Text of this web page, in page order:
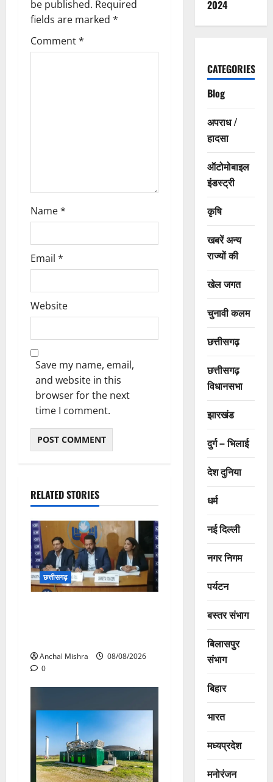
g
a
be published. Required
fields are marked *
Comment*
Name*
Email *
Website
Save my name, email,
and website in this
browser for the next
time I comment.
RELATED STORIES
छत्तीसगढ़
Anchal Mishra
08/08/2026
0
2024
CATEGORIES
Blog
अपराध /
हादसा
ऑटोमोबाइल
इंडस्ट्री
कृषि
खबरें अन्य
राज्यों की
खेल जगत
चुनावी कलम
छत्तीसगढ़
छत्तीसगढ़
विधानसभा
झारखंड
दुर्ग – भिलाई
देश दुनिया
धर्म
नई दिल्ली
नगर निगम
पर्यटन
बस्तर संभाग
बिलासपुर
संभाग
बिहार
भारत
मध्यप्रदेश
मनोरंजन